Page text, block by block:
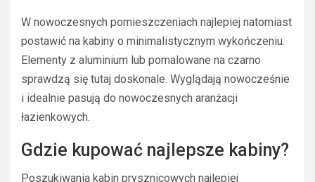
W nowoczesnych pomieszczeniach najlepiej natomiast
postawić na kabiny o minimalistycznym wykończeniu.
Elementy z aluminium lub pomalowane na czarno
sprawdzą się tutaj doskonale. Wyglądają nowocześnie
i idealnie pasują do nowoczesnych aranżacji
łazienkowych.
Gdzie kupować najlepsze kabiny?
Poszukiwania kabin prysznicowych najlepiej